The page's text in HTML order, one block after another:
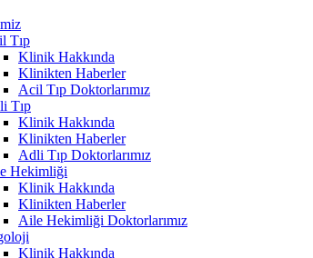
Tıp
Klinik Hakkında
Klinikten Haberler
Acil Tıp Doktorlarımız
Tıp
Klinik Hakkında
Klinikten Haberler
Adli Tıp Doktorlarımız
Hekimliği
Klinik Hakkında
Klinikten Haberler
Aile Hekimliği Doktorlarımız
Klinik Hakkında